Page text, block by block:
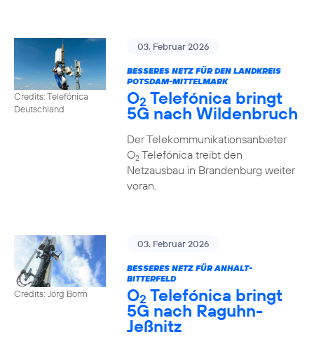
Credits: Telefónica
Deutschland
03. Februar 2026
BESSERES NETZ FÜR DEN LANDKREIS
POTSDAM-MITTELMARK
O2 Telefónica bringt
5G nach Wildenbruch
Der Telekommunikationsanbieter
O2Telefónica treibt den
Netzausbau in Brandenburg weiter
voran.
Credits: Jörg Borm
03. Februar 2026
BESSERES NETZ FÜR ANHALT-
BITTERFELD
O2 Telefónica bringt
5G nach Raguhn-
Jeßnitz